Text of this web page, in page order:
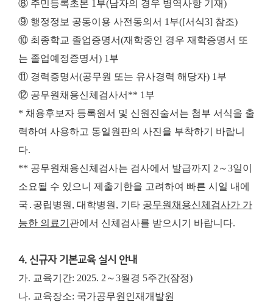
⑧ 주민등록초본 1부(남자의 경우 병역사항 기재)
⑨ 행정정보 공동이용 사전동의서 1부([서식3] 참조)
⑩ 최종학교 졸업증명서(재학중인 경우 재학증명서 또
는 졸업예정증명서) 1부
⑪ 경력증명서(공무원 또는 유사경력 해당자) 1부
⑫ 공무원채용신체검사서** 1부
* 채용후보자 등록원서 및 신원진술서는 첨부 서식을 출
력하여 사용하고 동일원판의 사진을 부착하기 바랍니
다.
** 공무원채용신체검사는 검사에서 발급까지 2～3일이
소요될 수 있으니 제출기한을 고려하여 빠른 시일 내에
국․공립병원, 대학병원, 기타 공무원채용신체검사가 가
능한 의료기 관에서 신체검사를 받으시기 바랍니다.
4. 신규자 기본교육 실시 안내
가. 교육기간: 2025. 2～3월경 5주간(잠정)
나. 교육장소: 국가공무원인재개발원